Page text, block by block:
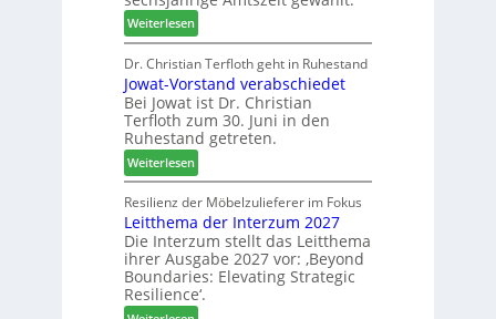
r
o
u
k
t
s
u
c
e
r
t
N
a
c
h
b
e
s
e
r
u
n
g
e
Weiterlesen:
V
e
r
s
a
m
m
l
u
n
g
:
N
e
Dr. Christian Terfloth geht in Ruhestand
Jowat-Vorstand verabschiedet
Bei Jowat ist Dr. Christian
Terfloth zum 30. Juni in den
Ruhestand getreten.
Weiterlesen:
J
o
w
a
t
-
V
Resilienz der Möbelzulieferer im Fokus
Leitthema der Interzum 2027
Die Interzum stellt das Leitthema
ihrer Ausgabe 2027 vor: ‚Beyond
Boundaries: Elevating Strategic
Resilience‘.